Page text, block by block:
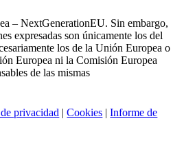
– NextGenerationEU. Sin embargo,
expresadas son únicamente los del
los de la Unión Europea o
Europea ni la Comisión Europea
de las mismas
privacidad |Cookies |Informe de